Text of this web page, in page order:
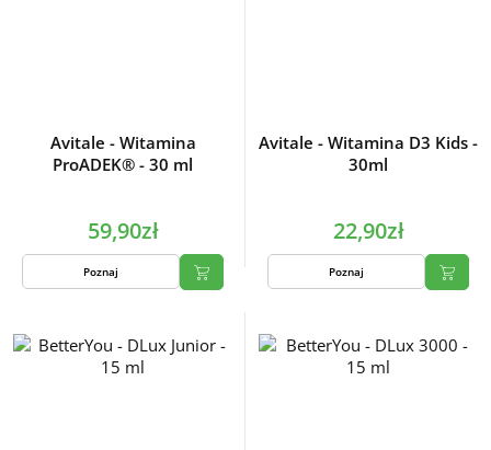
Avitale - Witamina
ProADEK® - 30 ml
59,90zł
Poznaj
Avitale - Witamina D3 Kids -
30ml
22,90zł
Poznaj